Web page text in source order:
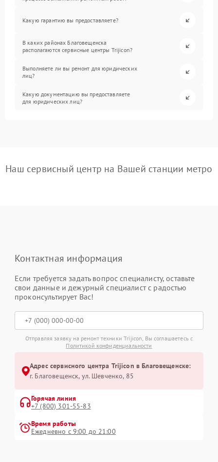
Какую гарантию вы предоставляете?
В каких районах Благовещенска
располагаются сервисные центры Trijicon?
Выполняете ли вы ремонт для юридических
лиц?
Какую документацию вы предоставляете
для юридических лиц?
Наш сервисный центр на Вашей станции метро
Контактная информация
Если требуется задать вопрос специалисту, оставьте
свои данные и дежурный специалист с радостью
проконсультирует Вас!
Отправляя заявку на ремонт техники Trijicon, Вы соглашаетесь с
Политикой конфиденциальности
Адрес сервисного центра Trijicon в Благовещенске:
г. Благовещенск, ул. Шевченко, 85
Горячая линия
+7 (800) 301-55-83
Время работы
Ежедневно с 9:00 до 21:00